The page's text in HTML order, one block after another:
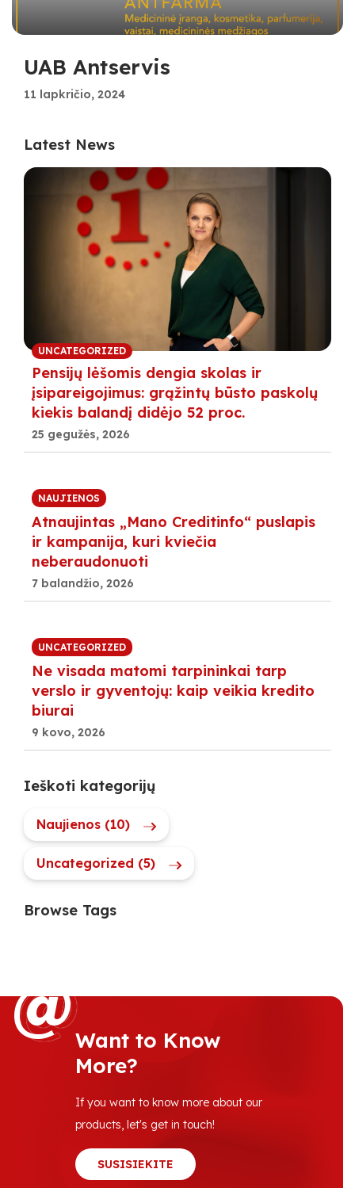
UAB Antservis
11 lapkričio, 2024
Latest News
UNCATEGORIZED
Pensijų lėšomis dengia skolas ir
įsipareigojimus: grąžintų būsto paskolų
kiekis balandį didėjo 52 proc.
25 gegužės, 2026
NAUJIENOS
Atnaujintas „Mano Creditinfo“ puslapis
ir kampanija, kuri kviečia
neberaudonuoti
7 balandžio, 2026
UNCATEGORIZED
Ne visada matomi tarpininkai tarp
verslo ir gyventojų: kaip veikia kredito
biurai
9 kovo, 2026
Ieškoti kategorijų
Naujienos (10)
Uncategorized (5)
Browse Tags
@
@Want to Know
More?
If you want to know more about our
products, let's get in touch!
SUSISIEKITE